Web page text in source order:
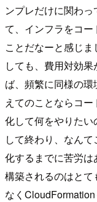
ンプレだけに関わ
て、インフラをコ
ことだなーと感じ
しても、費用対効
ば、頻繁に同様の
えてのことならコ
化して何をやりた
して終わり、なん
化するまでに苦労
構築されるのはと
なく